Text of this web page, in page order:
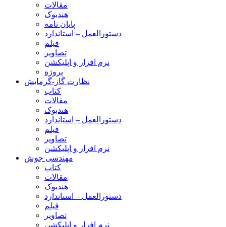
مقالات
هندبوک
پایان نامه
دستورالعمل – استاندارد
فیلم
تصاویر
نرم افزار و اپلیکشن
پروژه
نظارت گاز-گرمایش
کتاب
مقالات
هندبوک
دستورالعمل – استاندارد
فیلم
تصاویر
نرم افزار و اپلیکشن
مهندسی جوش
کتاب
مقالات
هندبوک
دستورالعمل – استاندارد
فیلم
تصاویر
نرم افزار و اپلیکشن